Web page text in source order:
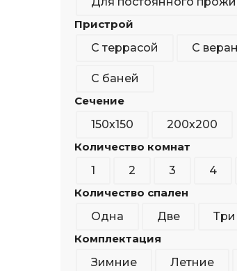
Пристрой
С террасой
С
С баней
Сечение
150х150
200х200
Количество комнат
1
2 3 4
Количество спален
Одна
Две Три
Комплектация
Зимние
Летние